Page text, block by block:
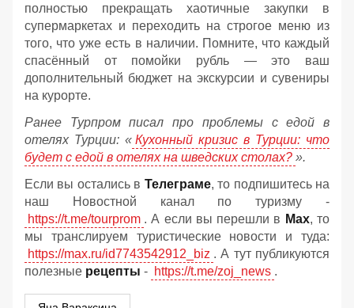
полностью прекращать хаотичные закупки в
супермаркетах и переходить на строгое меню из
того, что уже есть в наличии. Помните, что каждый
спасённый от помойки рубль — это ваш
дополнительный бюджет на экскурсии и сувениры
на курорте.
Ранее Турпром писал про проблемы с едой в
отелях Турции: « Кухонный кризис в Турции: что
будет с едой в отелях на шведских столах? ».
Если вы остались в Телеграме, то подпишитесь на
наш Новостной канал по туризму -
https://t.me/tourprom . А если вы перешли в Мах, то
мы транслируем туристические новости и туда:
https://max.ru/id7743542912_biz . А тут публикуются
полезные рецепты - https://t.me/zoj_news .